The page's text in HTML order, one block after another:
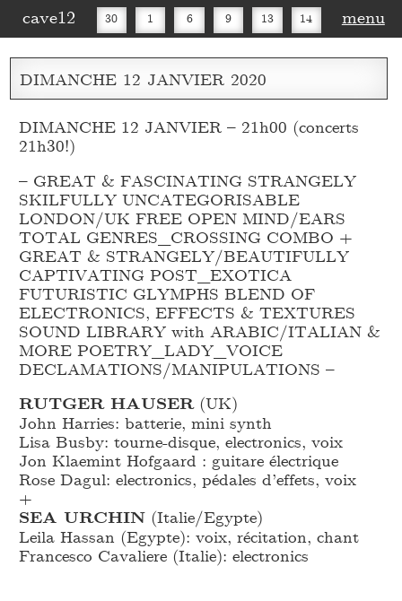
cave12 30 1 6 9 13 14
16 20 27 30
menu
DIMANCHE 12 JANVIER 2020
DIMANCHE 12 JANVIER – 21h00 (concerts
21h30!)
– GREAT & FASCINATING STRANGELY
SKILFULLY UNCATEGORISABLE
LONDON/UK FREE OPEN MIND/EARS
TOTAL GENRES_ CROSSING COMBO +
GREAT & STRANGELY/BEAUTIFULLY
CAPTIVATING POST_EXOTICA
FUTURISTIC GLYMPHS BLEND OF
ELECTRONICS, EFFECTS & TEXTURES
SOUND LIBRARY with ARABIC/ITALIAN &
MORE POETRY_LADY_VOICE
DECLAMATIONS/MANIPULATIONS –
RUTGER HAUSER(UK)
John Harries: batterie, mini synth
Lisa Busby: tourne-disque, electronics, voix
Jon Klaemint Hofgaard : guitare électrique
Rose Dagul: electronics, pédales d’effets, voix
+
SEA URCHIN (Italie/Egypte)
Leila Hassan (Egypte): voix, récitation, chant
Francesco Cavaliere (Italie): electronics